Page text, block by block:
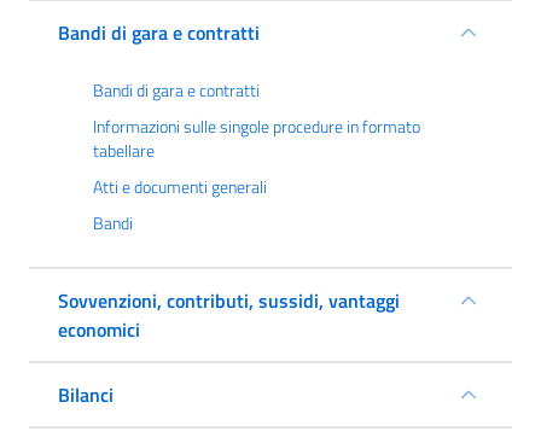
Bandi di gara e contratti
Bandi di gara e contratti
Informazioni sulle singole procedure in formato
tabellare
Atti e documenti generali
Bandi
Sovvenzioni, contributi, sussidi, vantaggi
economici
Bilanci